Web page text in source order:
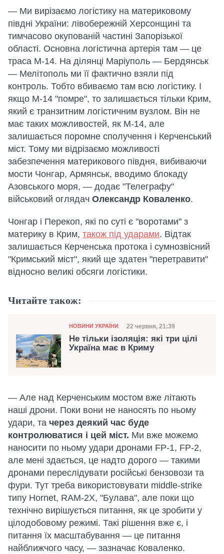
— Ми вирізаємо логістику на материковому
півдні України: лівобережній Херсонщині та
тимчасово окупованій частині Запорізької
області. Основна логістична артерія там — це
траса М-14. На ділянці Маріуполь — Бердянськ
— Мелітополь ми її фактично взяли під
контроль. Тобто вбиваємо там всю логістику. І
якщо М-14 "помре", то залишається тільки Крим,
який є транзитним логістичним вузлом. Він не
має таких можливостей, як М-14, але
залишається поромне сполучення і Керченський
міст. Тому ми відрізаємо можливості
забезпечення материкового півдня, вибиваючи
мости Чонгар, Армянськ, вводимо блокаду
Азовського моря, — додає "Телеграфу"
військовий оглядач Олександр Коваленко.
Чонгар і Перекоп, які по суті є "воротами" з
материку в Крим, також під ударами. Відтак
залишається Керченська протока і сумнозвісний
"Кримський міст", який ще здатен "перетравити"
відносно великі обсяги логістики.
Читайте також:
Категорія
НОВИНИ УКРАЇНИ Дата публікації
22 червня, 21:39
Не тільки ізоляція: які три цілі
Україна має в Криму
— Але над Керченським мостом вже літають
наші дрони. Поки вони не наносять по ньому
удари, та через деякий час буде
контролюватися і цей міст. Ми вже можемо
наносити по ньому удари дронами FP-1, FP-2,
але мені здається, це надто дорого — такими
дронами переслідувати російські бензовози та
фури. Тут треба використовувати middle-strike
типу Hornet, RAM-2X, "Булава", але поки що
технічно вирішується питання, як це зробити у
цілодобовому режимі. Такі рішення вже є, і
питання їх масштабування — це питання
найближчого часу, — зазначає Коваленко.